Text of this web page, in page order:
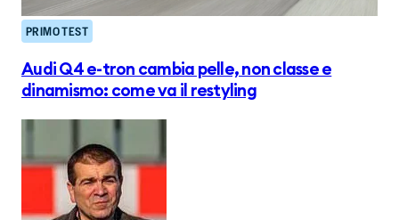
PRIMO TEST
Audi Q4 e-tron cambia pelle, non classe e
dinamismo: come va il restyling